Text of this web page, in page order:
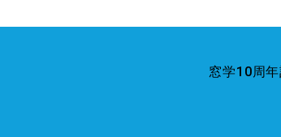
窓学10周